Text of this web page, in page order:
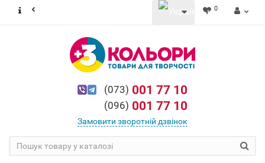
0
(073) 001 77 10
(096) 001 77 10
Замовити зворотній дзвінок